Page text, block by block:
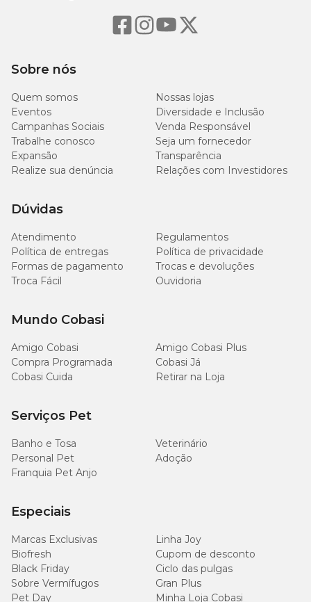
Sobre nós
Quem somos
Nossas lojas
Eventos
Diversidade e Inclusão
Campanhas Sociais
Venda Responsável
Trabalhe conosco
Seja um fornecedor
Expansão
Transparência
Realize sua denúncia
Relações com Investidores
Dúvidas
Atendimento
Regulamentos
Política de entregas
Política de privacidade
Formas de pagamento
Trocas e devoluções
Troca Fácil
Ouvidoria
Mundo Cobasi
Amigo Cobasi
Amigo Cobasi Plus
Compra Programada
Cobasi Já
Cobasi Cuida
Retirar na Loja
Serviços Pet
Banho e Tosa
Veterinário
Personal Pet
Adoção
Franquia Pet Anjo
Especiais
Marcas Exclusivas
Linha Joy
Biofresh
Cupom de desconto
Black Friday
Ciclo das pulgas
Sobre Vermífugos
Gran Plus
Pet Day
Minha Loja Cobasi